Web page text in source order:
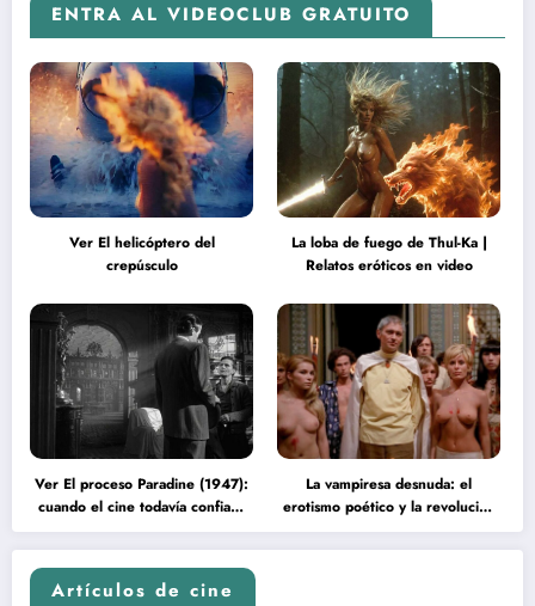
ENTRA AL VIDEOCLUB GRATUITO
Ver El helicóptero del
crepúsculo
La loba de fuego de Thul-Ka |
Relatos eróticos en video
Ver El proceso Paradine (1947):
cuando el cine todavía confiaba
en la inteligencia del espectador
La vampiresa desnuda: el
erotismo poético y la revolución
psicodélica de Jean Rollin
Artículos de cine